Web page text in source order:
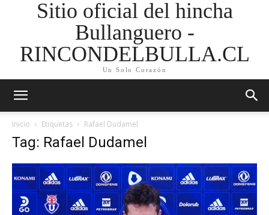
Sitio oficial del hincha
Bullanguero -
RINCONDELBULLA.CL
Un Solo Corazón
Inicio Etiquetas Rafael Dudamel
Tag: Rafael Dudamel